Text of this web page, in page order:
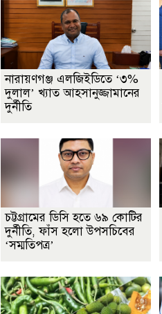
নারায়ণগঞ্জ এলজিইডিতে ‘৩%
দুলাল’ খ্যাত আহসানুজ্জামানের
দুর্নীতি
চট্টগ্রামের ডিসি হতে ৬৯ কোটির
দুর্নীতি, ফাঁস হলো উপসচিবের
‘সম্মতিপত্র’